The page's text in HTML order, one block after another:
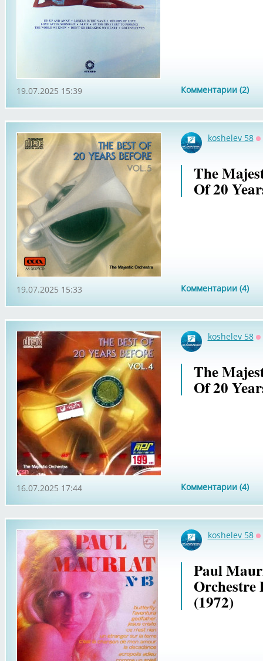
Комментарии (2)
19.07.2025 15:39
koshelev 58
The
Of 20
Комментарии (4)
19.07.2025 15:33
koshelev 58
The
Of 20
Комментарии (4)
16.07.2025 17:44
koshelev 58
Paul
Orchestre
(1972)